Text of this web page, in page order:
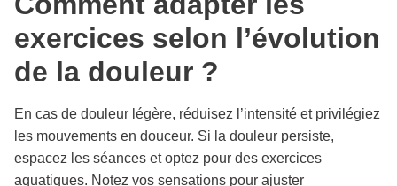
exercices selon l’évolution
de la douleur ?
En cas de douleur légère, réduisez l’intensité et privilégiez
les mouvements en douceur. Si la douleur persiste,
espacez les séances et optez pour des exercices
aquatiques. Notez vos sensations pour ajuster